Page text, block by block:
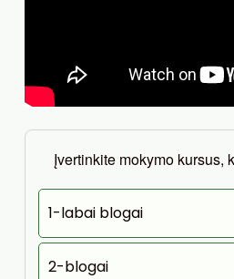
Įvertinkite mokymo kursus,
1-labai blogai
2-blogai